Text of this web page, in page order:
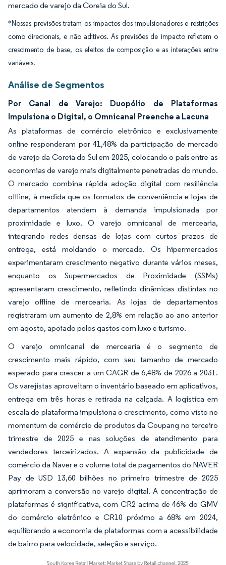
mercado de varejo da Coreia do Sul.
*Nossas previsões tratam os impactos dos impulsionadores e restrições
como direcionais, e não aditivos. As previsões de impacto refletem o
crescimento de base, os efeitos de composição e as interações entre
variáveis.
Análise de Segmentos
Por Canal de Varejo: Duopólio de Plataformas
Impulsiona o Digital, o Omnicanal Preenche a Lacuna
As plataformas de comércio eletrônico e exclusivamente
online responderam por 41,48% da participação de mercado
de varejo da Coreia do Sul em 2025, colocando o país entre as
economias de varejo mais digitalmente penetradas do mundo.
O mercado combina rápida adoção digital com resiliência
offline, à medida que os formatos de conveniência e lojas de
departamentos atendem à demanda impulsionada por
proximidade e luxo. O varejo omnicanal de mercearia,
integrando redes densas de lojas com curtos prazos de
entrega, está moldando o mercado. Os hipermercados
experimentaram crescimento negativo durante vários meses,
enquanto os Supermercados de Proximidade (SSMs)
apresentaram crescimento, refletindo dinâmicas distintas no
varejo offline de mercearia. As lojas de departamentos
registraram um aumento de 2,8% em relação ao ano anterior
em agosto, apoiado pelos gastos com luxo e turismo.
O varejo omnicanal de mercearia é o segmento de
crescimento mais rápido, com seu tamanho de mercado
esperado para crescer a um CAGR de 6,48% de 2026 a 2031.
Os varejistas aproveitam o inventário baseado em aplicativos,
entrega em três horas e retirada na calçada. A logística em
escala de plataforma impulsiona o crescimento, como visto no
momentum de comércio de produtos da Coupang no terceiro
trimestre de 2025 e nas soluções de atendimento para
vendedores terceirizados. A expansão da publicidade de
comércio da Naver e o volume total de pagamentos do NAVER
Pay de USD 13,60 bilhões no primeiro trimestre de 2025
aprimoram a conversão no varejo digital. A concentração de
plataformas é significativa, com CR2 acima de 46% do GMV
do comércio eletrônico e CR10 próximo a 68% em 2024,
equilibrando a economia de plataformas com a acessibilidade
de bairro para velocidade, seleção e serviço.